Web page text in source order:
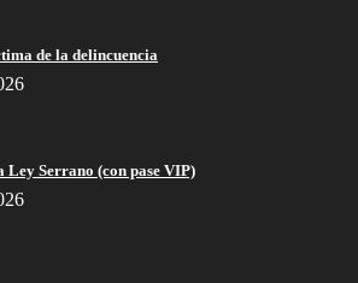
de la delincuencia
Ley Serrano (con pase VIP)